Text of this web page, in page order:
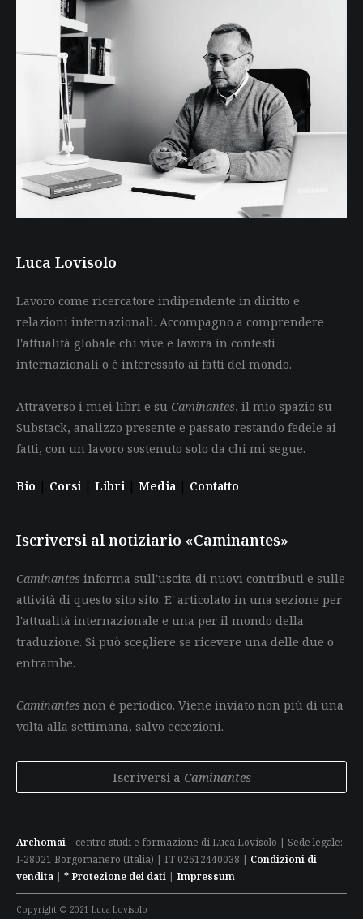
Luca Lovisolo
Lavoro come ricercatore indipendente in diritto e
relazioni internazionali. Accompagno a comprendere
l'attualità globale chi vive e lavora in contesti
internazionali o è interessato ai fatti del mondo.
Attraverso i miei libri e su Caminantes, il mio spazio su
Substack, analizzo presente e passato restando fedele ai
fatti, con un lavoro sostenuto solo da chi mi segue.
Bio | Corsi | Libri | Media | Contatto
Iscriversi al notiziario «Caminantes»
Caminantes informa sull'uscita di nuovi contributi e sulle
attività di questo sito sito. E' articolato in una sezione per
l'attualità internazionale e una per il mondo della
traduzione. Si può scegliere se ricevere una delle due o
entrambe.
Caminantes non è periodico. Viene inviato non più di una
volta alla settimana, salvo eccezioni.
Iscriversi a Caminantes
Archomai– centro studi e formazione di Luca Lovisolo | Sede legale:
I-28021 Borgomanero (Italia) | IT 02612440038 | Condizioni di
vendita | * Protezione dei dati | Impressum
Copyright © 2021 Luca Lovisolo